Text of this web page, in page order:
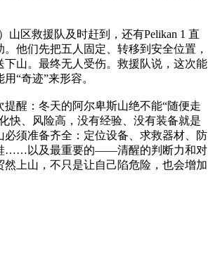
山区救援队及时赶到，还有Pelikan 1 直
他们先把五人固定、转移到安全位置，
下山。最终无人受伤。救援队说，这次能
“奇迹”来形容。
提醒：冬天的阿尔卑斯山绝不能“随便走
快、风险高，没有经验、没有装备就是
必须准备齐全：定位设备、求救器材、防
……以及最重要的——清醒的判断力和对
然上山，不只是让自己陷危险，也会增加